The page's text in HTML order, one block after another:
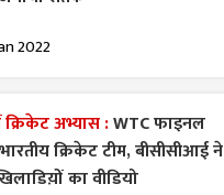
2022
अभ्यास :WTC फाइनल
क्रिकेट टीम, बीसीसीआई ने
का वीडियो